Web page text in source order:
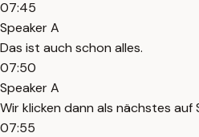
07:45
Speaker A
Das ist auch schon alles.
07:50
Speaker A
Wir klicken dann als nächstes auf
07:55